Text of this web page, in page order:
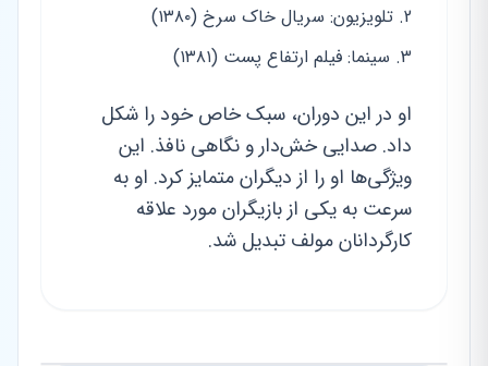
تلویزیون: سریال خاک سرخ (۱۳۸۰)
سینما: فیلم ارتفاع پست (۱۳۸۱)
او در این دوران، سبک خاص خود را شکل
داد. صدایی خش‌دار و نگاهی نافذ. این
ویژگی‌ها او را از دیگران متمایز کرد. او به
سرعت به یکی از بازیگران مورد علاقه
کارگردانان مولف تبدیل شد.